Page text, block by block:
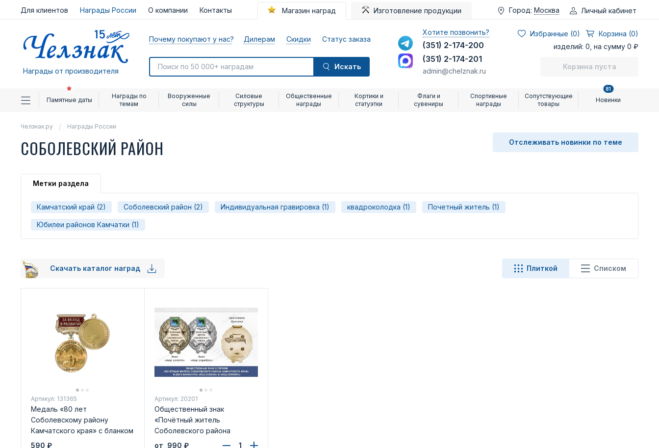
Для клиентов Награды России О компании Контакты Магазин наград Изготовление продукции Город: Москва Личный кабинет
Награды от производителя
Почему покупают у нас? Дилерам Скидки Статус заказа
Искать
Хотите позвонить?
(351) 2-174-200
(351) 2-174-201
admin@chelznak.ru
Избранные (0)
Корзина (0)
изделий: 0, на сумму 0 ₽
Корзина пуста
Памятные даты
Награды по
темам
Вооруженные
силы
Силовые
структуры
Общественные
награды
Кортики и
статуэтки
Флаги и
сувениры
Спортивные
награды
Сопутствующие
товары
Новинки
81
Челзнак.ру Награды России
СОБОЛЕВСКИЙ РАЙОН Отслеживать новинки по теме
Метки раздела
Камчатский край (2) Соболевский район (2) Индивидуальная гравировка (1) квадроколодка (1) Почетный житель (1)
Юбилеи районов Камчатки (1)
Скачать каталог наград Плиткой Списком
Артикул: 131365
Медаль «80 лет
Соболевскому району
Камчатского края» с бланком
удостоверения
590 ₽
Артикул: 20201
Общественный знак
«Почётный житель
Соболевского района
Камчатского края»
от 990 ₽